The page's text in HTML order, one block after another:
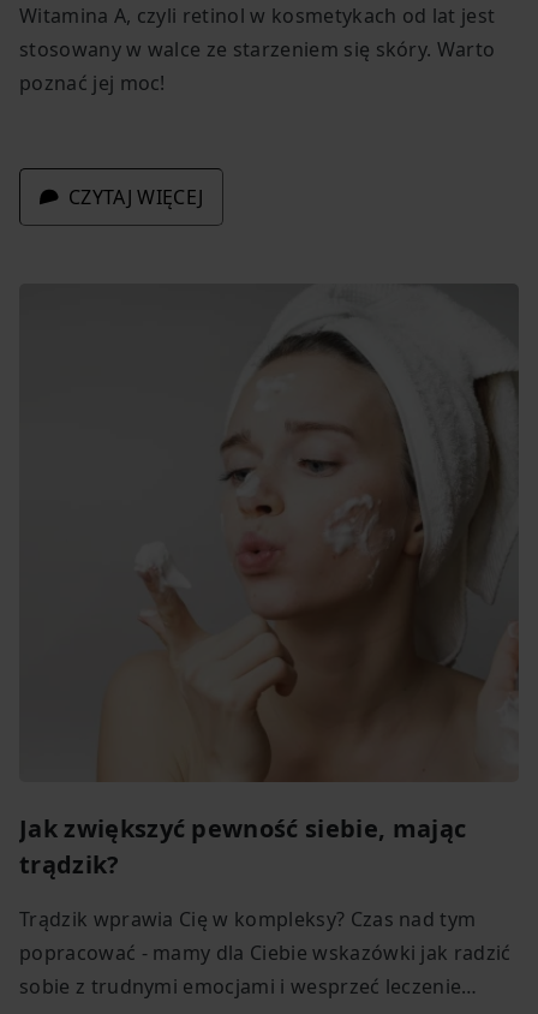
Witamina A, czyli retinol w kosmetykach od lat jest
stosowany w walce ze starzeniem się skóry. Warto
poznać jej moc!
CZYTAJ WIĘCEJ
Jak zwiększyć pewność siebie, mając
trądzik?
Trądzik wprawia Cię w kompleksy? Czas nad tym
popracować - mamy dla Ciebie wskazówki jak radzić
sobie z trudnymi emocjami i wesprzeć leczenie